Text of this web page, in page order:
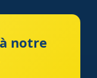
notre